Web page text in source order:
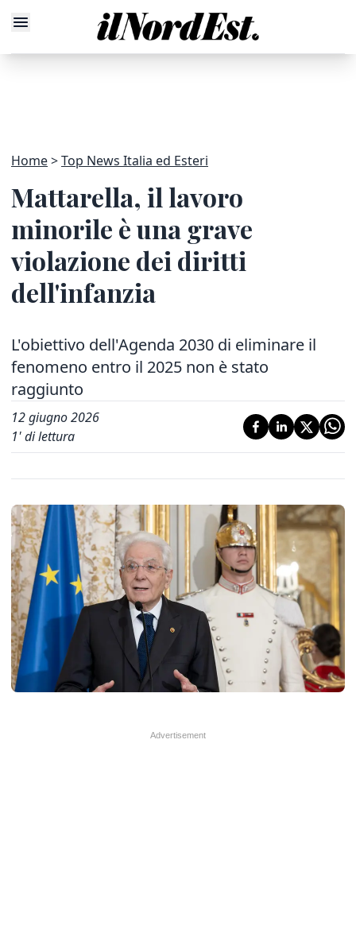
Home Top News Italia ed Esteri
Mattarella, il lavoro
minorile è una grave
violazione dei diritti
dell'infanzia
L'obiettivo dell'Agenda 2030 di eliminare il
fenomeno entro il 2025 non è stato
raggiunto
12 giugno 2026
1' di lettura